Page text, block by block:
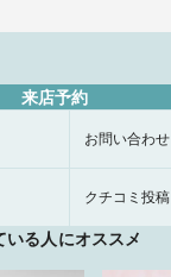
来店予約
お問い合わせ
クチコミ投稿
いる人にオススメ